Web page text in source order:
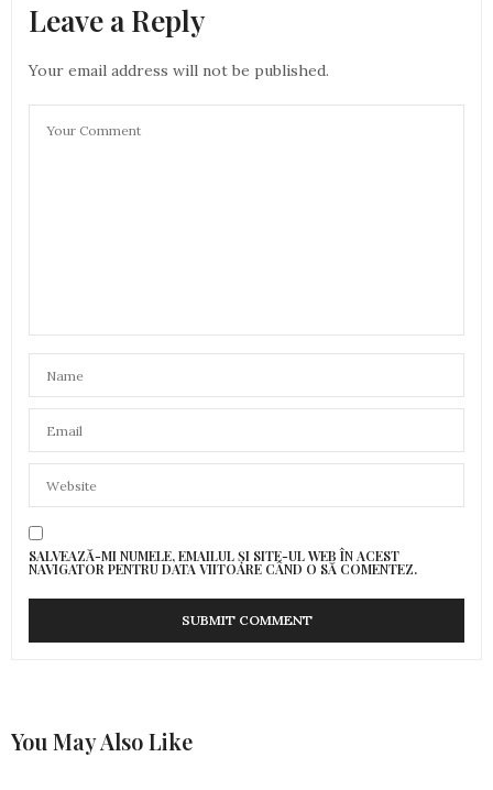
Leave a Reply
Your email address will not be published.
SALVEAZĂ-MI NUMELE, EMAILUL ȘI SITE-UL WEB ÎN ACEST
NAVIGATOR PENTRU DATA VIITOARE CÂND O SĂ COMENTEZ.
You May Also Like